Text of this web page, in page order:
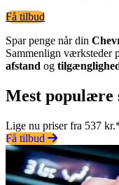
Få tilbud
Spar penge når din
Sammenlign værksteder
afstand og
Mest populære
Lige nu priser fra 537
Få tilbud